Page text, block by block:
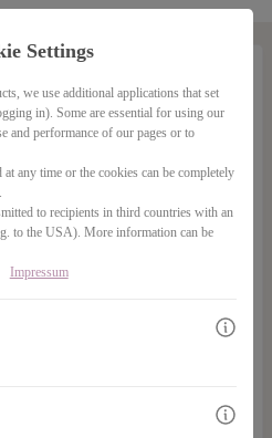
Typ & deine
Settings
we use additional applications that set
in). Some are essential for using our
and performance of our pages or to
at any time or the cookies can be completely
to recipients in third countries with an
to the USA). More information can be
Impressum